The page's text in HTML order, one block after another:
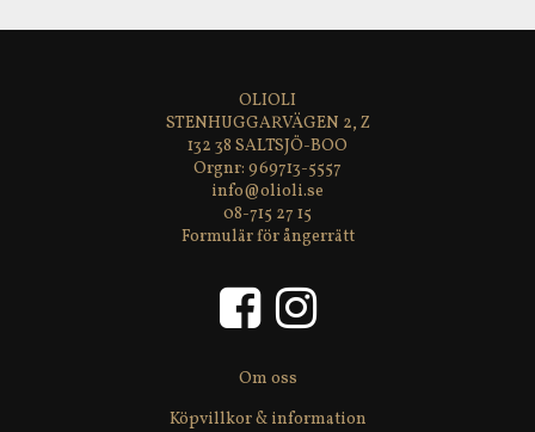
OLIOLI
STENHUGGARVÄGEN 2, Z
132 38 SALTSJÖ-BOO
info@olioli.se
08-715 27 15
Formulär för ångerrätt
969713-5557
Om oss
Köpvillkor & information